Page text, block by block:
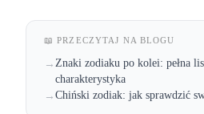
📖 PRZECZYTAJ NA BLOGU
→Znaki zodiaku po kolei: pełna
charakterystyka
→Chiński zodiak: jak sprawdzić